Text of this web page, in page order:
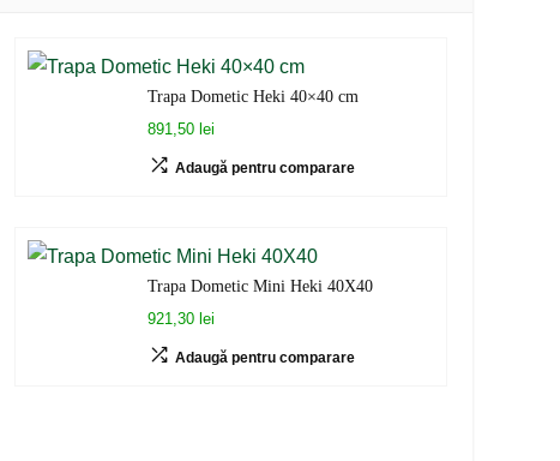
Trapa Dometic Heki 40×40 cm
891,50 lei
Adaugă pentru comparare
Trapa Dometic Mini Heki 40X40
921,30 lei
Adaugă pentru comparare